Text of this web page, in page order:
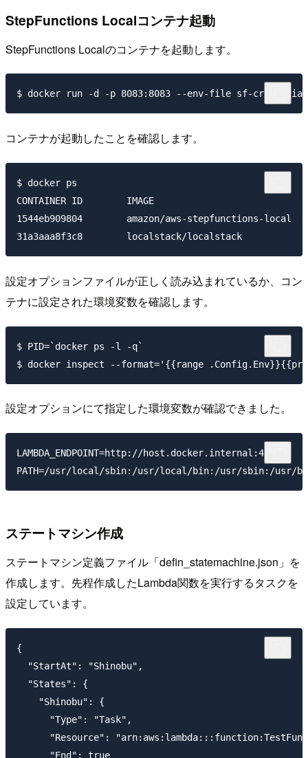
StepFunctions Localコンテナ起動
StepFunctions Localのコンテナを起動します。
コンテナが起動したことを確認します。
$ docker ps
CONTAINER ID        IMAGE
1544eb909804        amazon/aws-
設定オプションファイルが正しく読み込まれているか、コン
テナに設定された環境変数を確認します。
$ PID=`docker ps -l -q`
設定オプションにて指定した環境変数が確認できました。
LAMBDA_ENDPOINT=http://host.docker.internal:4574
ステートマシン作成
ステートマシン定義ファイル「defin_statemachine.json」を
作成します。先程作成したLambda関数を実行するタスクを
設定しています。
{
  "StartAt": "Shinobu",
  "States": {
    "Shinobu": {
      "Type": "Task",
"Resource":
      "End": true